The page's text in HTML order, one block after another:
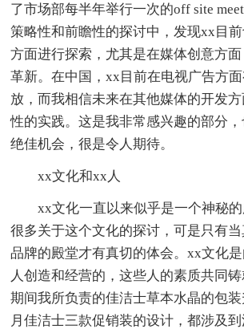
了市场部每半年举行一次的off site
策略性和前瞻性的探讨中，发现xx目
方面进行探索，尤其是在媒体创意方
革新。在中国，xx目前在电视广告方
放，而我相信未来在其他媒体的开发
性的实践。这是我非常感兴趣的部分
绝佳机会，很是令人期待。
xx文化和xx人
xx文化一直以来似乎是一个神秘的
很多关于这个文化的探讨，可是只有
品牌的殿堂才有真切的体会。xx文化
人创造和经营的，这些人的素质共同
期间我所负责的佳洁士草本水晶的包
月佳洁士三款促销装的设计，都涉及